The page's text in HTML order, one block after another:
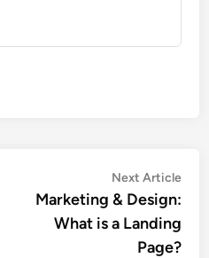
Next Article
Marketing & Design:
What is a Landing
Page?